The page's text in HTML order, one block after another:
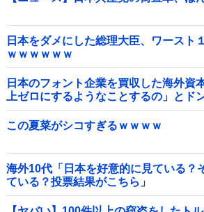
日本をダメにした総理大臣、ワースト
ｗｗｗｗｗｗ
日本のフォント企業を買収した海外資
上ゼロにするようなことするの」とド
針転換を……他
この夏菜がシコすぎるｗｗｗｗ
海外10代「日本を好意的に見ている？
ている？投票結果がこちら」